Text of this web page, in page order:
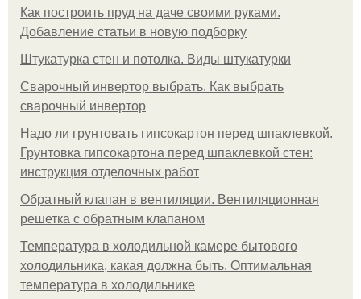
Как построить пруд на даче своими руками.
Добавление статьи в новую подборку
Штукатурка стен и потолка. Виды штукатурки
Сварочный инвертор выбрать. Как выбрать
сварочный инвертор
Надо ли грунтовать гипсокартон перед шпаклевкой.
Грунтовка гипсокартона перед шпаклевкой стен:
инструкция отделочных работ
Обратный клапан в вентиляции. Вентиляционная
решетка с обратным клапаном
Температура в холодильной камере бытового
холодильника, какая должна быть. Оптимальная
температура в холодильнике